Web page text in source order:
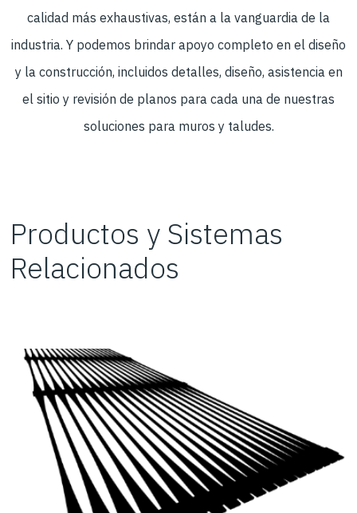
calidad más exhaustivas, están a la vanguardia de la
industria. Y podemos brindar apoyo completo en el diseño
y la construcción, incluidos detalles, diseño, asistencia en
el sitio y revisión de planos para cada una de nuestras
soluciones para muros y taludes.
Productos y Sistemas
Relacionados